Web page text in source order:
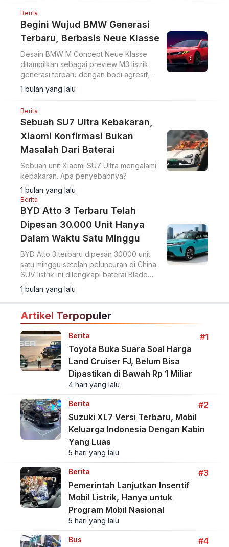
Berita
Begini Wujud BMW Generasi
Terbaru, Berbasis Neue Klasse
Desain BMW M Concept Neue Klasse
ditampilkan sebagai preview M3 listrik
generasi terbaru dengan bodi agresif,
material komposit serat alami, dan
inspirasi desain klasik BMW.
1 bulan yang lalu
Berita
Sebuah SU7 Ultra Kebakaran,
Xiaomi Konfirmasi Bukan
Masalah Dari Baterai
Sebuah unit Xiaomi SU7 Ultra mengalami
kebakaran. Apa penyebabnya?
1 bulan yang lalu
Berita
BYD Atto 3 Terbaru Telah
Dipesan 30.000 Unit Hanya
Dalam Waktu Satu Minggu
BYD Atto 3 terbaru dipesan 30000 unit
satu minggu setelah peluncuran di China.
SUV listrik ini dilengkapi baterai Blade
2.0 dengan jarak tempuh hingga 630 km.
1 bulan yang lalu
Artikel Terpopuler
Berita
#1
Toyota Buka Suara Soal Harga
Land Cruiser FJ, Belum Bisa
Dipastikan di Bawah Rp 1 Miliar
4 hari yang lalu
Berita
#2
Suzuki XL7 Versi Terbaru, Mobil
Keluarga Indonesia Dengan Kabin
Yang Luas
5 hari yang lalu
Berita
#3
Pemerintah Lanjutkan Insentif
Mobil Listrik, Hanya untuk
Program Mobil Nasional
5 hari yang lalu
Bus
#4